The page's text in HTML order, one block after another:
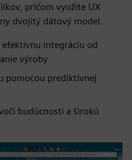
pričom využite UX
dvojitý dátový model.
integráciu od
výroby
pomocou prediktívnej
budúcnosti a širokú